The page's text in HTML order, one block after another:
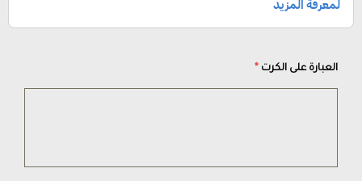
العبارة على الكرت *